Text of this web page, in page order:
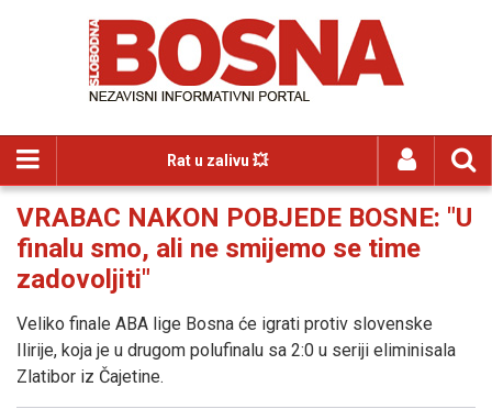
Rat u zalivu 💥
VRABAC NAKON POBJEDE BOSNE: "U
finalu smo, ali ne smijemo se time
zadovoljiti"
Veliko finale ABA lige Bosna će igrati protiv slovenske
Ilirije, koja je u drugom polufinalu sa 2:0 u seriji eliminisala
Zlatibor iz Čajetine.